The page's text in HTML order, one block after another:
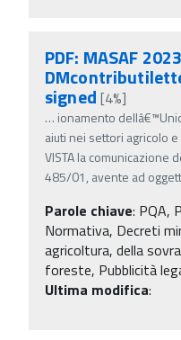
PDF: MASAF
signed [4%]
… ionamento
aiuti nei settori agricolo
VISTA la comunicazione
485/01, avente ad
Parole chiave: PQA,
Normativa, Decreti
agricoltura, della
foreste, Pubblicità
Ultima modifica: